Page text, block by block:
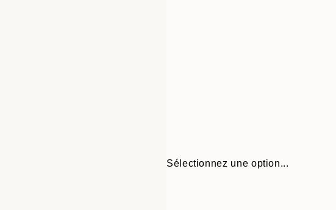
Sélectionnez une option...